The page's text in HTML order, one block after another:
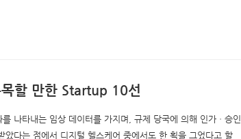
할 만한 Startup 10선
나타내는 임상 데이터를 가지며, 규제 당국에 의해 인가ㆍ승인
았다는 점에서 디지털 헬스케어 중에서도 한 획을 그었다고 할